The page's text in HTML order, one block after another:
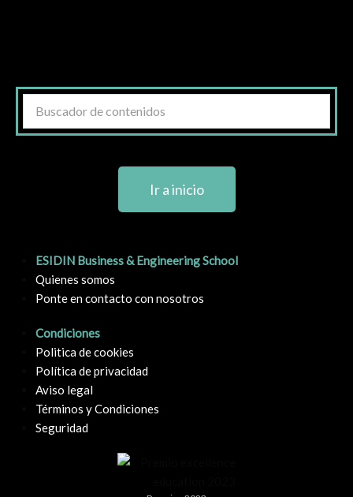
Ir a inicio
ESIDIN Business & Engineering School
Quienes somos
Ponte en contacto con nosotros
Condiciones
Politica de cookies
Política de privacidad
Aviso legal
Términos y Condiciones
Seguridad